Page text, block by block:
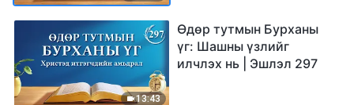
13:43
Өдөр тутмын Бурханы
үг: Шашны үзлийг
илчлэх нь | Эшлэл 297